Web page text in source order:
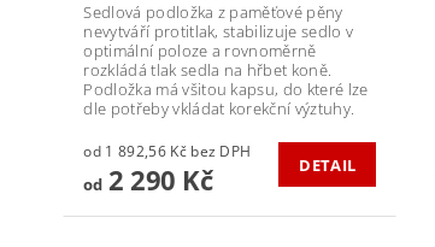
Sedlová podložka z paměťové pěny
nevytváří protitlak, stabilizuje sedlo v
optimální poloze a rovnoměrně
rozkládá tlak sedla na hřbet koně.
Podložka má všitou kapsu, do které lze
dle potřeby vkládat korekční výztuhy.
od 1 892,56 Kč bez DPH
od2 290 Kč DETAIL